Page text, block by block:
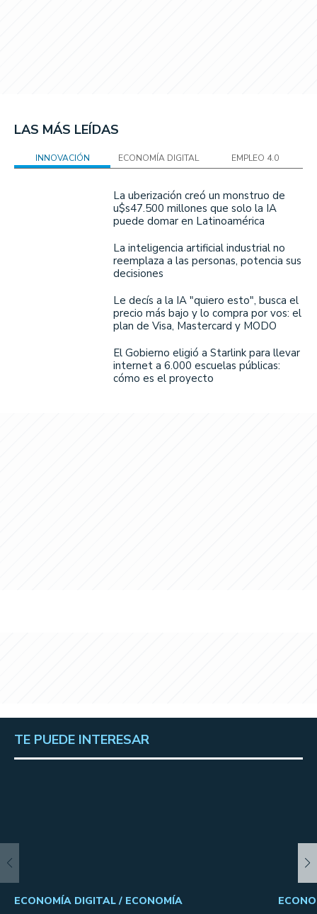
LAS MÁS LEÍDAS
INNOVACIÓN ECONOMÍA DIGITAL EMPLEO 4.0
La uberización creó un monstruo de
u$s47.500 millones que solo la IA
puede domar en Latinoamérica
La inteligencia artificial industrial no
reemplaza a las personas, potencia sus
decisiones
Le decís a la IA "quiero esto", busca el
precio más bajo y lo compra por vos: el
plan de Visa, Mastercard y MODO
El Gobierno eligió a Starlink para llevar
internet a 6.000 escuelas públicas:
cómo es el proyecto
TE PUEDE INTERESAR
ECONOMÍA DIGITAL / ECONOMÍA